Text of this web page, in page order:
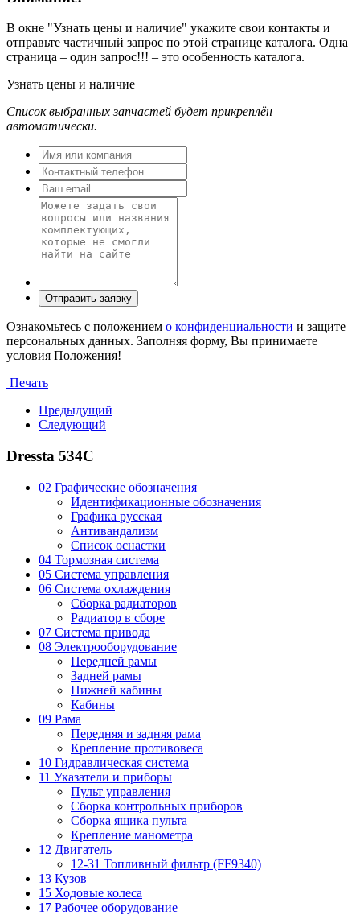
В окне "Узнать цены и наличие" укажите свои контакты и
отправьте частичный запрос по этой странице каталога. Одна
страница – один запрос!!! – это особенность каталога.
Узнать цены и наличие
Список выбранных запчастей будет прикреплён
автоматически.
Ознакомьтесь с положением о конфиденциальности и защите
персональных данных. Заполняя форму, Вы принимаете
условия Положения!
Печать
Предыдущий
Следующий
Dressta 534C
02 Графические обозначения
Идентификационные обозначения
Графика русская
Антивандализм
Список оснастки
04 Тормозная система
05 Система управления
06 Система охлаждения
Сборка радиаторов
Радиатор в сборе
07 Система привода
08 Электрооборудование
Передней рамы
Задней рамы
Нижней кабины
Кабины
09 Рама
Передняя и задняя рама
Крепление противовеса
10 Гидравлическая система
11 Указатели и приборы
Пульт управления
Сборка контрольных приборов
Сборка ящика пульта
Крепление манометра
12 Двигатель
12-31 Топливный фильтр (FF9340)
13 Кузов
15 Ходовые колеса
17 Рабочее оборудование